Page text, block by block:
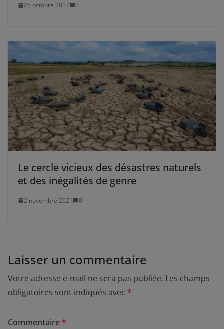
25 octobre 2017 0
Le cercle vicieux des désastres naturels
et des inégalités de genre
2 novembre 2021 0
Laisser un commentaire
Votre adresse e-mail ne sera pas publiée. Les champs
obligatoires sont indiqués avec *
Commentaire*